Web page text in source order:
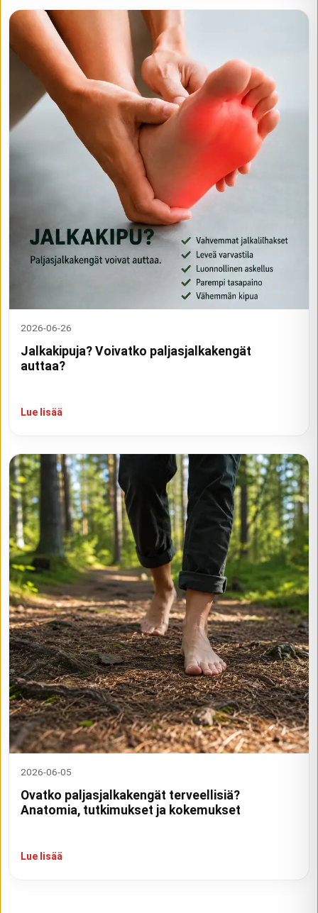
2026-06-26
Jalkakipuja? Voivatko paljasjalkakengät
auttaa?
Lue lisää
2026-06-05
Ovatko paljasjalkakengät terveellisiä?
Anatomia, tutkimukset ja kokemukset
Lue lisää